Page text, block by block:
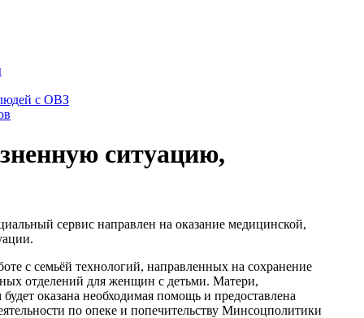
с ОВЗ
ситуацию,
сервис направлен на оказание медицинской,
с семьёй технологий, направленных на сохранение
отделений для женщин с детьми. Матери,
оказана необходимая помощь и предоставлена
по опеке и попечительству Минсоцполитики